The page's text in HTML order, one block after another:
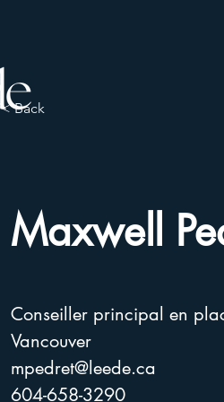
< Back
Maxwell
Conseiller principal en
Vancouver
mpedret@leede.ca
604-658-3290